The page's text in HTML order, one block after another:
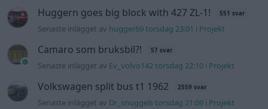
Huggern goes big block with 427 ZL-1! 551 svar
Senaste inlägget av hugger69 torsdag 23:01 i Projekt
Camaro som bruksbil?! 57 svar
Senaste inlägget av Ev_volvo142 torsdag 22:10 i Projekt
Volkswagen split bus t1 1962 2559 svar
Senaste inlägget av Dr_snuggels torsdag 21:09 i Projekt